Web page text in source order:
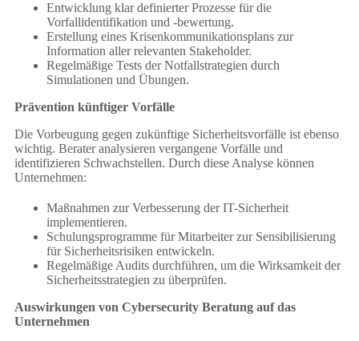
Entwicklung klar definierter Prozesse für die
Vorfallidentifikation und -bewertung.
Erstellung eines Krisenkommunikationsplans zur
Information aller relevanten Stakeholder.
Regelmäßige Tests der Notfallstrategien durch
Simulationen und Übungen.
Prävention künftiger Vorfälle
Die Vorbeugung gegen zukünftige Sicherheitsvorfälle ist ebenso
wichtig. Berater analysieren vergangene Vorfälle und
identifizieren Schwachstellen. Durch diese Analyse können
Unternehmen:
Maßnahmen zur Verbesserung der IT-Sicherheit
implementieren.
Schulungsprogramme für Mitarbeiter zur Sensibilisierung
für Sicherheitsrisiken entwickeln.
Regelmäßige Audits durchführen, um die Wirksamkeit der
Sicherheitsstrategien zu überprüfen.
Auswirkungen von Cybersecurity Beratung auf das
Unternehmen